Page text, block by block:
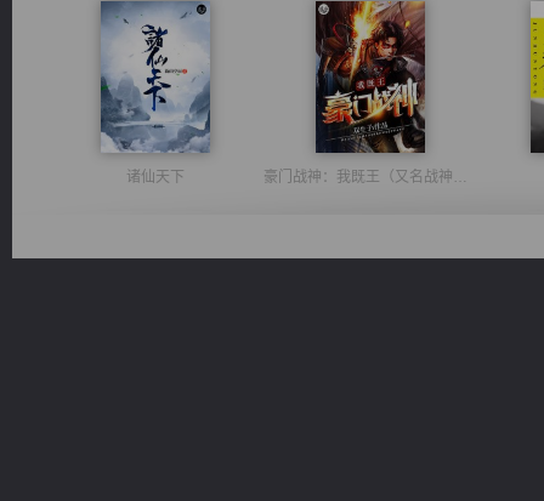
诸仙天下 豪门战神：我既王（又名战神归来不败神婿修罗战神）